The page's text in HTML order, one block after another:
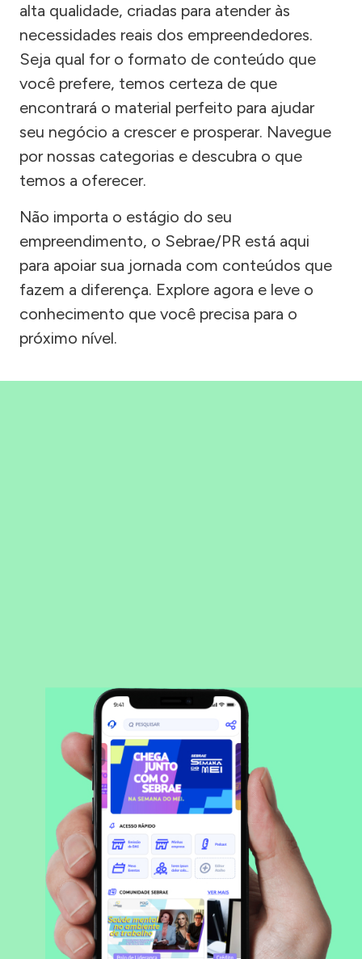
alta qualidade, criadas para atender às
necessidades reais dos empreendedores.
Seja qual for o formato de conteúdo que
você prefere, temos certeza de que
encontrará o material perfeito para ajudar
seu negócio a crescer e prosperar. Navegue
por nossas categorias e descubra o que
temos a oferecer.
Não importa o estágio do seu
empreendimento, o Sebrae/PR está aqui
para apoiar sua jornada com conteúdos que
fazem a diferença. Explore agora e leve o
conhecimento que você precisa para o
próximo nível.